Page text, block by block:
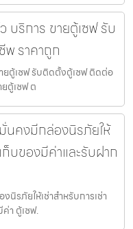
บริการ ขายตู้เซฟ รับ
ราคาถูก
ยตู้เซฟ รับติดตั้งตู้เซฟ ติดต่อ
ตู้เซฟ ต
นคงมีกล่องนิรภัยให้
ก็บของมีค่าและรับฝาก
รภัยให้เช่าสำหรับการเช่า
า ตู้เซฟ.